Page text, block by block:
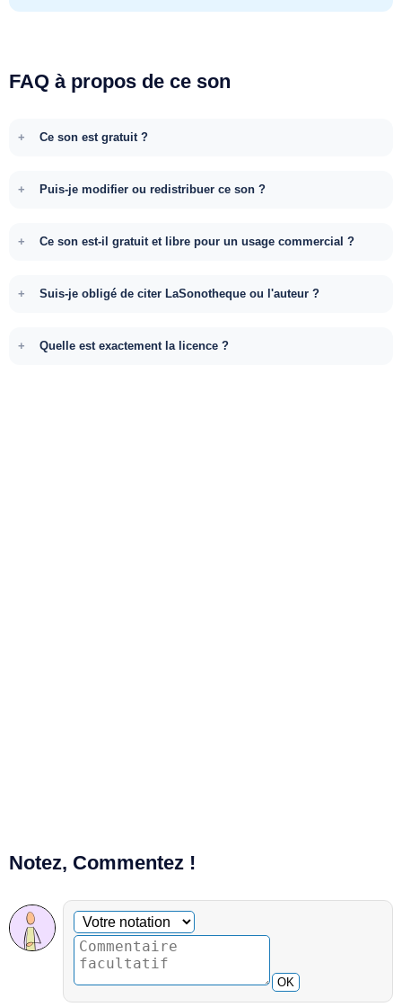
FAQ à propos de ce son
Ce son est gratuit ?
Puis-je modifier ou redistribuer ce son ?
Ce son est-il gratuit et libre pour un usage commercial ?
Suis-je obligé de citer LaSonotheque ou l'auteur ?
Quelle est exactement la licence ?
Notez, Commentez !
Commentaire facultatif
Votre notation
OK